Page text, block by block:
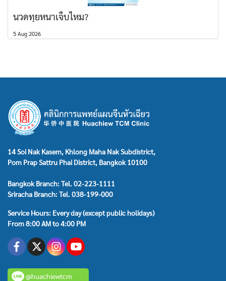
นวดทุยหนาเจ็บไหม?
5 Aug 2026
14 Soi Nak Kasem, Khlong Maha Nak Subdistrict,
Pom Prap Sattru Phai District, Bangkok 10100
Bangkok Branch: Tel. 02-223-1111
Sriracha Branch: Tel. 038-199-000
Service Hours: Every day (except public holidays)
From 8:00 AM to 4:00 PM
@huachiewtcm